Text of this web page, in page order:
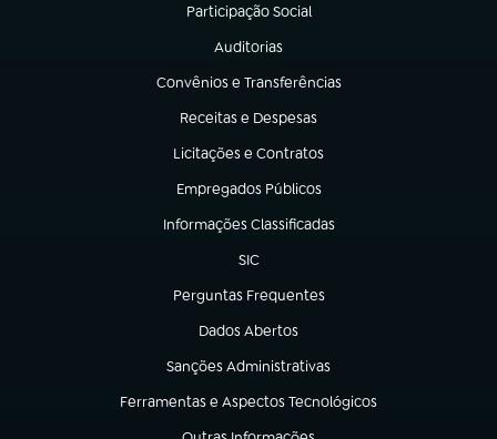
Participação Social
(abre em nova aba)
Auditorias
(abre em nova aba)
Convênios e Transferências
(abre em nova aba)
Receitas e Despesas
(abre em nova aba)
Licitações e Contratos
(abre em nova aba)
Empregados Públicos
(abre em nova aba)
Informações Classificadas
(abre em nova aba)
SIC
(abre em nova aba)
Perguntas Frequentes
(abre em nova aba)
Dados Abertos
(abre em nova aba)
Sanções Administrativas
(abre em nova aba)
Ferramentas e Aspectos Tecnológicos
(abre em nova aba)